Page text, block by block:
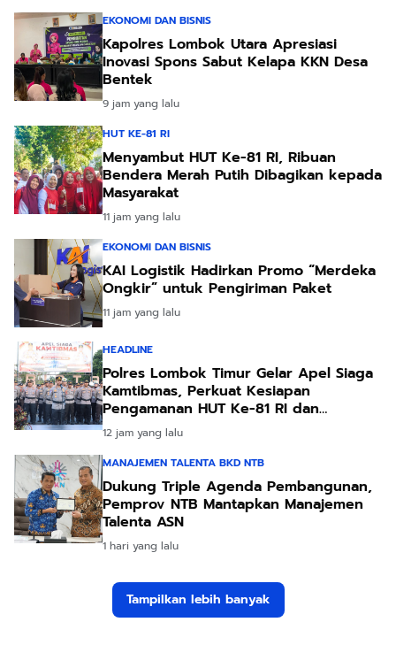
EKONOMI DAN BISNIS
Kapolres Lombok Utara Apresiasi
Inovasi Spons Sabut Kelapa KKN Desa
Bentek
9 jam yang lalu
HUT KE-81 RI
Menyambut HUT Ke-81 RI, Ribuan
Bendera Merah Putih Dibagikan kepada
Masyarakat
11 jam yang lalu
EKONOMI DAN BISNIS
KAI Logistik Hadirkan Promo “Merdeka
Ongkir” untuk Pengiriman Paket
11 jam yang lalu
HEADLINE
Polres Lombok Timur Gelar Apel Siaga
Kamtibmas, Perkuat Kesiapan
Pengamanan HUT Ke-81 RI dan
Kunjungan Kapolri
12 jam yang lalu
MANAJEMEN TALENTA BKD NTB
Dukung Triple Agenda Pembangunan,
Pemprov NTB Mantapkan Manajemen
Talenta ASN
1 hari yang lalu
Tampilkan lebih banyak